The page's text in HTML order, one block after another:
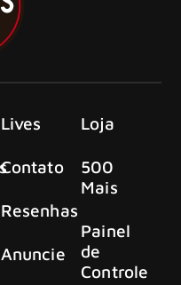
Lives
Contato
Resenhas
Anuncie
Loja
500
Mais
Painel
de
Controle